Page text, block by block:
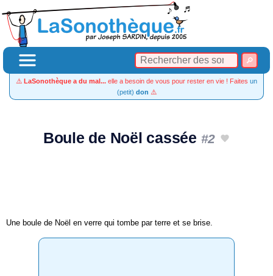
⚠️ LaSonothèque a du mal... elle a besoin de vous pour rester en vie ! Faites un
(petit) don ⚠️
Boule de Noël cassée #2
Une boule de Noël en verre qui tombe par terre et se brise.